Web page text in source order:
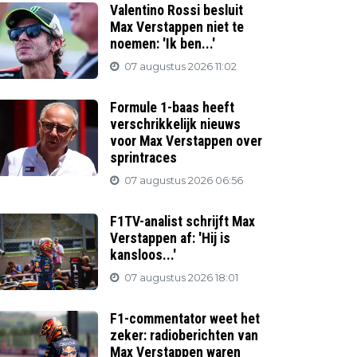
Valentino Rossi besluit
Max Verstappen niet te
noemen: 'Ik ben...'
07 augustus 2026 11:02
Formule 1-baas heeft
verschrikkelijk nieuws
voor Max Verstappen over
sprintraces
07 augustus 2026 06:56
F1TV-analist schrijft Max
Verstappen af: 'Hij is
kansloos...'
07 augustus 2026 18:01
F1-commentator weet het
zeker: radioberichten van
Max Verstappen waren